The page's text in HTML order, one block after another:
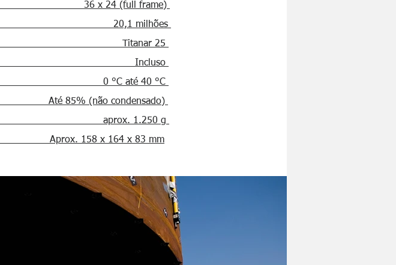
24 (full frame)
milhões
25
0 °C até 40 °C
condensado)
1.250 g
158 x 164 x 83 mm